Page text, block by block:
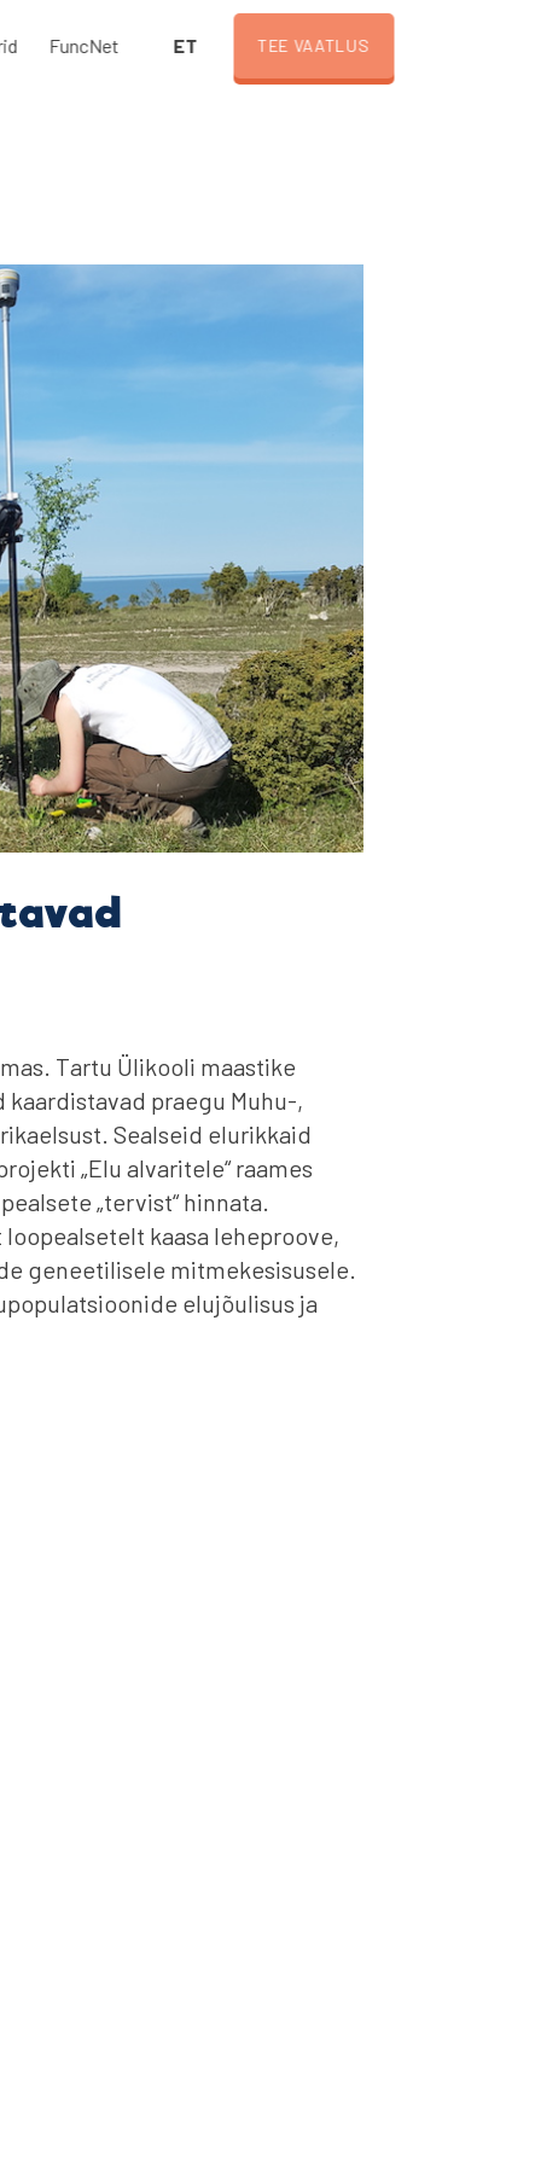
FuncNet ET TEE VAATLUS
Tartu Ülikooli maastike
praegu Muhu-,
Sealseid elurikkaid
„Elu alvaritele“ raames
„tervist“ hinnata.
kaasa leheproove,
geneetilisele mitmekesisusele.
elujõulisus ja